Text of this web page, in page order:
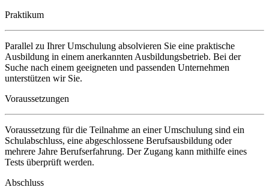
Praktikum
Parallel zu Ihrer Umschulung absolvieren Sie eine praktische
Ausbildung in einem anerkannten Ausbildungsbetrieb. Bei der
Suche nach einem geeigneten und passenden Unternehmen
unterstützen wir Sie.
Voraussetzungen
Voraussetzung für die Teilnahme an einer Umschulung sind ein
Schulabschluss, eine abgeschlossene Berufsausbildung oder
mehrere Jahre Berufserfahrung. Der Zugang kann mithilfe eines
Tests überprüft werden.
Abschluss